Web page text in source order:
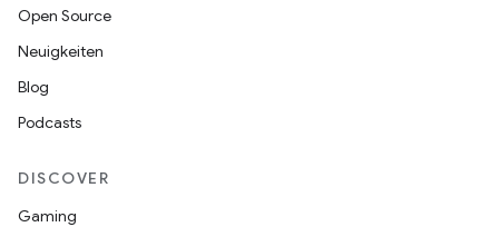
Open Source
Neuigkeiten
Blog
Podcasts
DISCOVER
Gaming